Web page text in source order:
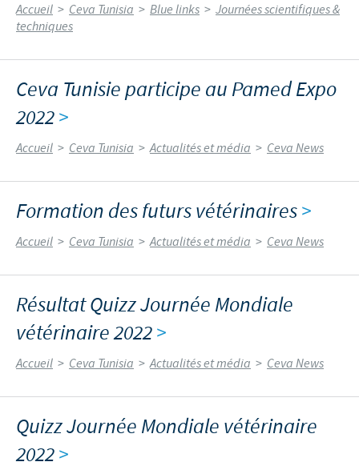
Accueil > Ceva Tunisia > Blue links > Journées scientifiques &
techniques
Ceva Tunisie participe au Pamed Expo
2022>
Accueil > Ceva Tunisia > Actualités et média > Ceva News
Formation des futurs vétérinaires>
Accueil > Ceva Tunisia > Actualités et média > Ceva News
Résultat Quizz Journée Mondiale
vétérinaire 2022>
Accueil > Ceva Tunisia > Actualités et média > Ceva News
Quizz Journée Mondiale vétérinaire
2022>